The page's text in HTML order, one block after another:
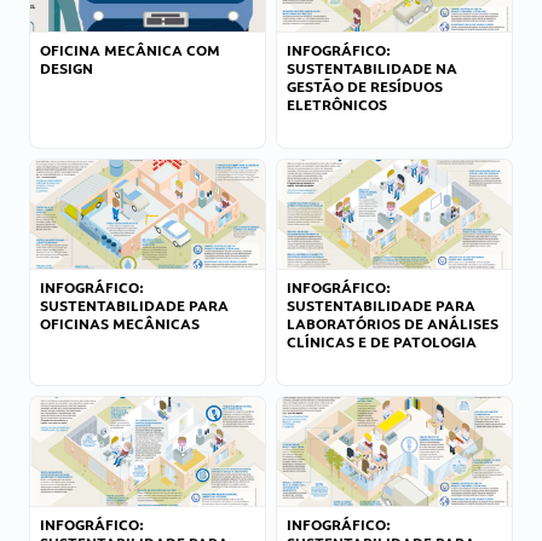
OFICINA MECÂNICA COM
DESIGN
INFOGRÁFICO:
SUSTENTABILIDADE NA
GESTÃO DE RESÍDUOS
ELETRÔNICOS
INFOGRÁFICO:
SUSTENTABILIDADE PARA
OFICINAS MECÂNICAS
INFOGRÁFICO:
SUSTENTABILIDADE PARA
LABORATÓRIOS DE ANÁLISES
CLÍNICAS E DE PATOLOGIA
INFOGRÁFICO:
INFOGRÁFICO: